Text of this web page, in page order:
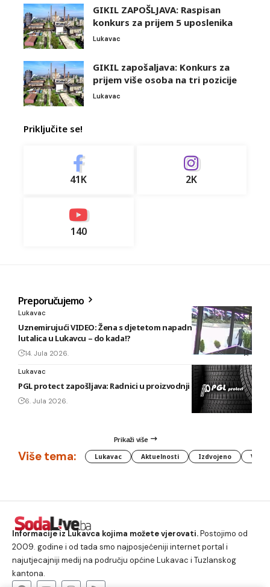
GIKIL ZAPOŠLJAVA: Raspisan
konkurs za prijem 5 uposlenika
Lukavac
GIKIL zapošaljava: Konkurs za
prijem više osoba na tri pozicije
Lukavac
Priključite se!
41K 2K
140
Preporučujemo
Lukavac
Uznemirujući VIDEO: Žena s djetetom napadnuta od pasa
lutalica u Lukavcu – do kada!?
14. Jula 2026.
Lukavac
PGL protect zapošljava: Radnici u proizvodnji i vulkanizeri
6. Jula 2026.
Prikaži više
Više tema: Lukavac Aktuelnosti Izdvojeno
Informacije iz Lukavca kojima možete vjerovati.Postojimo od
2009. godine i od tada smo najposjećeniji internet portal i
najutjecajniji medij na području općine Lukavac i Tuzlanskog
kantona.